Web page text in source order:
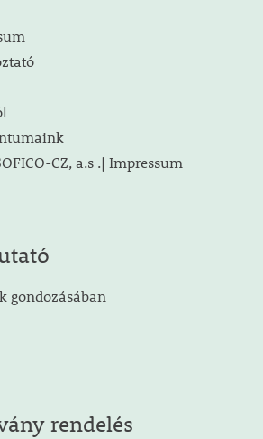
CZ, a.s .| Impressum
gondozásában
rendelés